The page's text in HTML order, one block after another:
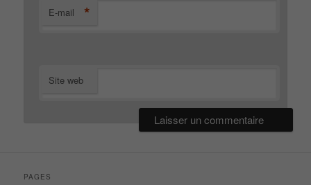
E-mail *
Site web
PAGES